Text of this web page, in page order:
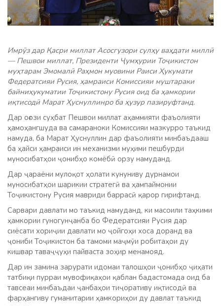
Имрӯз дар Қасри миллат Асосгузори сулҳу ваҳдати миллӣ
— Пешвои миллат, Президенти Ҷумҳурии Тоҷикистон
муҳтарам Эмомалӣ Раҳмон муовини Раиси Ҳукумати
Федератсияи Русия, ҳамраиси Комиссияи муштараки
байниҳукуматии Тоҷикистону Русия оид ба ҳамкории
иқтисодӣ Марат Ҳуснуллинро ба ҳузур пазируфтанд.
Дар оғози суҳбат Пешвои миллат аҳаммияти фаъолияти
ҳамоҳангшуда ва самараноки Комиссияи мазкурро таъкид
намуда, ба Марат Ҳуснуллин дар фаъолияти минбаъдааш
ба ҳайси ҳамраиси ин механизми муҳими пешбурди
муносибатҳои ҷонибҳо комёбӣ орзу намуданд.
Дар ҷараёни мулоқот ҳолати кунуниву дурнамои
муносибатҳои шарикии стратегӣ ва ҳампаймонии
Тоҷикистону Русия мавриди баррасӣ қарор гирифтанд.
Сарвари давлати мо таъкид намуданд, ки масоили таҳкими
ҳамкории гуногунҷанба бо Федератсияи Русия дар
сиёсати хориҷии давлати мо ҷойгоҳи хоса доранд ва
ҷониби Тоҷикистон ба тамоми маҷмӯи робитаҳои ду
кишвар таваҷҷуҳи пайваста зоҳир менамояд.
Дар ин замина зарурати идомаи талошҳои ҷонибҳо ҷиҳати
татбиқи пурраи мувофиқаҳои қаблан бадастомада оид ба
тавсеаи минбаъдаи ҷанбаҳои тиҷоративу иқтисодӣ ва
фарҳангиву гуманитарии ҳамкориҳои ду давлат таъкид